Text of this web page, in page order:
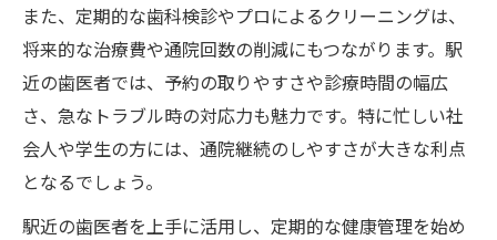
また、定期的な歯科検診やプロによるクリーニングは、
将来的な治療費や通院回数の削減にもつながります。駅
近の歯医者では、予約の取りやすさや診療時間の幅広
さ、急なトラブル時の対応力も魅力です。特に忙しい社
会人や学生の方には、通院継続のしやすさが大きな利点
となるでしょう。
駅近の歯医者を上手に活用し、定期的な健康管理を始め